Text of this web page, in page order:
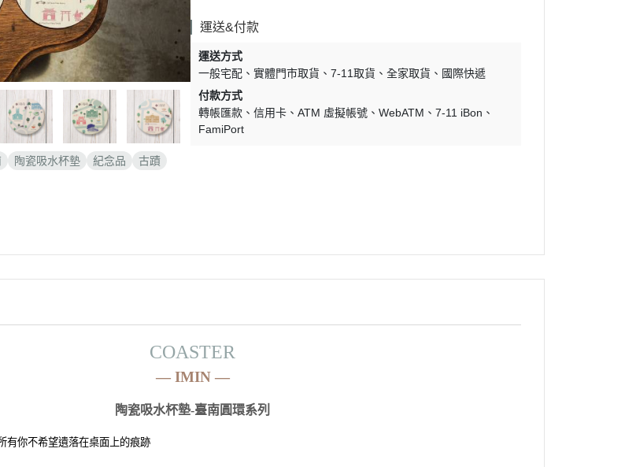
陶瓷吸水杯墊 紀念品
古蹟
運送&付款
運送方式
一般宅配
實體門市取貨 7-11取貨 全家取貨
國際快遞
付款方式
轉帳匯款
信用卡 ATM 虛擬帳號 WebATM
7-11 iBon
FamiPort
COASTER
—IMIN —
陶瓷吸水杯墊-臺南圓環系列
有你不希望遺落在桌面上的痕跡